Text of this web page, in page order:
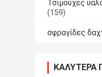
Τσιμούχες
(159)
σφραγίδες
ΚΑΛΎΤΕΡΑ